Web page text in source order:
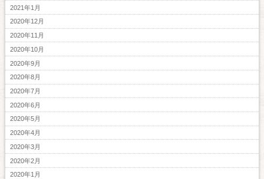
2021年1月
2020年12月
2020年11月
2020年10月
2020年9月
2020年8月
2020年7月
2020年6月
2020年5月
2020年4月
2020年3月
2020年2月
2020年1月